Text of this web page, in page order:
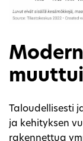
Taloudellisesti
ja kehityksen
rakennettua